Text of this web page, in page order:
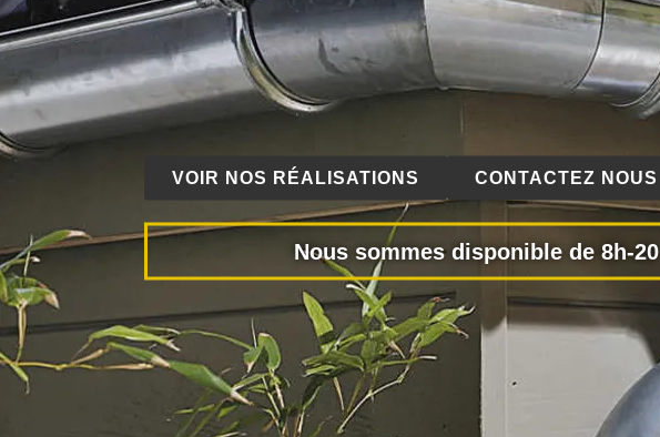
VOIR NOS RÉALISATIONS CONTACTEZ NOUS
Nous sommes disponible de 8h-20